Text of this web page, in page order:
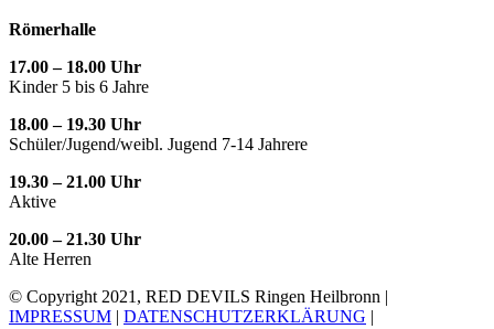
Römerhalle
17.00 – 18.00 Uhr
Kinder 5 bis 6 Jahre
18.00 – 19.30 Uhr
Schüler/Jugend/weibl. Jugend 7-14 Jahrere
19.30 – 21.00 Uhr
Aktive
20.00 – 21.30 Uhr
Alte Herren
© Copyright 2021, RED DEVILS Ringen Heilbronn |
IMPRESSUM | DATENSCHUTZERKLÄRUNG |